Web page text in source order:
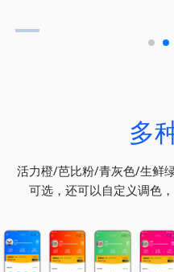
多
活力橙/芭比粉/青灰色/生鲜
可选，还可以自定义调色